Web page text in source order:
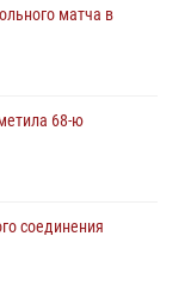
Росгвардии
порядок во
подозреваемого
матча в
68-ю
соединения